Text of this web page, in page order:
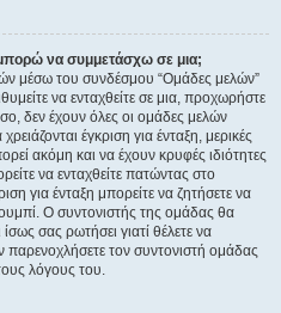
να συμμετάσχω σε μια;
μέσω του συνδέσμου “Ομάδες μελών”
να ενταχθείτε σε μια, προχωρήστε
δεν έχουν όλες οι ομάδες μελών
έγκριση για ένταξη, μερικές
ακόμη και να έχουν κρυφές ιδιότητες
να ενταχθείτε πατώντας στο
για ένταξη μπορείτε να ζητήσετε να
Ο συντονιστής της ομάδας θα
ίσως σας ρωτήσει γιατί θέλετε να
τον συντονιστή ομάδας
λόγους του.